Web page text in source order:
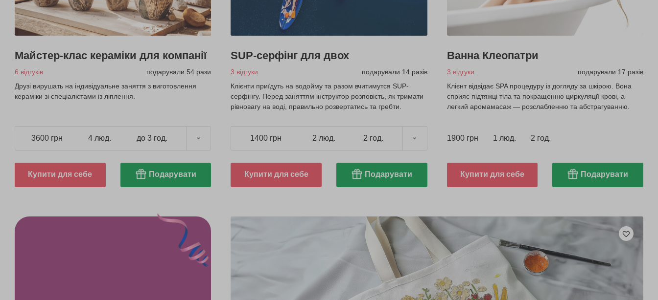
Майстер-клас кераміки для компанії
6 відгуків
подарували 54 рази
Друзі вирушать на індивідуальне заняття з виготовлення
кераміки зі спеціалістами із ліплення.
3600 грн 4 люд. до 3 год.
Купити для себе Подарувати
SUP-серфінг для двох
3 відгуки
подарували 14 разів
Клієнти приїдуть на водойму та разом вчитимутся SUP-
серфінгу. Перед заняттям інструктор розповість, як тримати
рівновагу на воді, правильно розвертатись та гребти.
1400 грн 2 люд. 2 год.
Купити для себе Подарувати
Ванна Клеопатри
3 відгуки
подарували 17 разів
Клієнт відвідає SPA процедуру із догляду за шкірою. Вона
сприяє підтяжці тіла та покращенню циркуляції крові, а
легкий аромамасаж — розслабленню та абстрагуванню.
1900 грн 1 люд. 2 год.
Купити для себе Подарувати